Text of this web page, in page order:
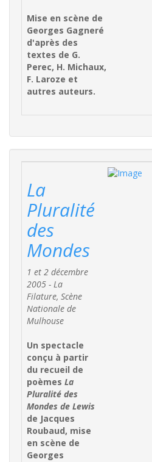
Mise en scène de
Georges Gagneré
d'après des
textes de G.
Perec, H. Michaux,
F. Laroze et
autres auteurs.
La
Pluralité
des
Mondes
1 et 2 décembre
2005 - La
Filature, Scène
Nationale de
Mulhouse
Un spectacle
conçu à partir
du recueil de
poèmes La
Pluralité des
Mondes de Lewis
de Jacques
Roubaud, mise
en scène de
Georges